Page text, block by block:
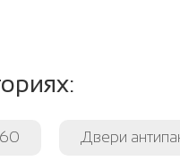
Двери